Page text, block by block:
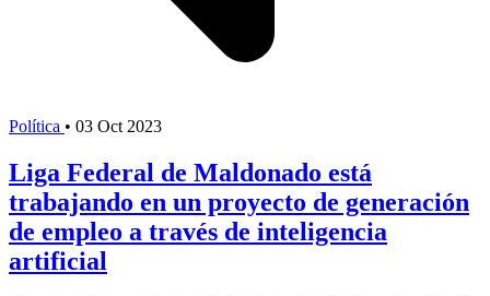
Política • 03 Oct 2023
Liga Federal de Maldonado está
trabajando en un proyecto de generación
de empleo a través de inteligencia
artificial